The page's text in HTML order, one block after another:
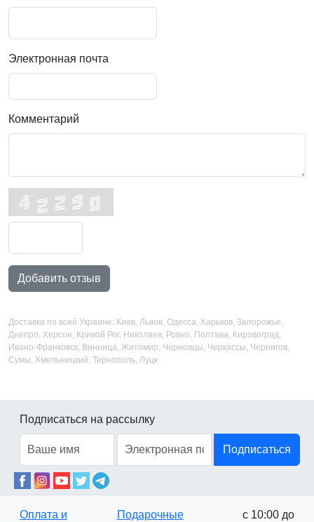
Электронная почта
Комментарий
Добавить отзыв
Доставка по всей Украине: Киев, Львов, Одесса, Харьков, Запорожье,
Днепро, Херсон, Кривой Рог, Николаев, Ровно, Полтава, Кировоград,
Ивано-Франковск, Винница, Житомир, Черновцы, Черкассы, Чернигов,
Сумы, Хмельницкий, Тернополь, Луцк
Подписаться на рассылку
Подписаться
Оплата и Подарочные с 10:00 до